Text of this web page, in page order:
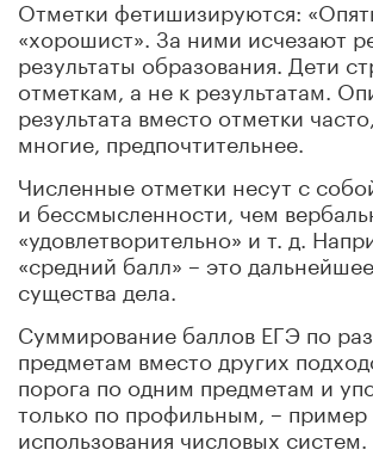
Отметки фетишизируются:
«хорошист». За ними исчезают
результаты образования. Дети
отметкам, а не к результатам.
результата вместо отметки
многие, предпочтительнее.
Численные отметки несут с
и бессмысленности, чем
«удовлетворительно» и т. д.
«средний балл» – это
существа дела.
Суммирование баллов ЕГЭ по
предметам вместо других
порога по одним предметам и
только по профильным, – пример
использования числовых систем.